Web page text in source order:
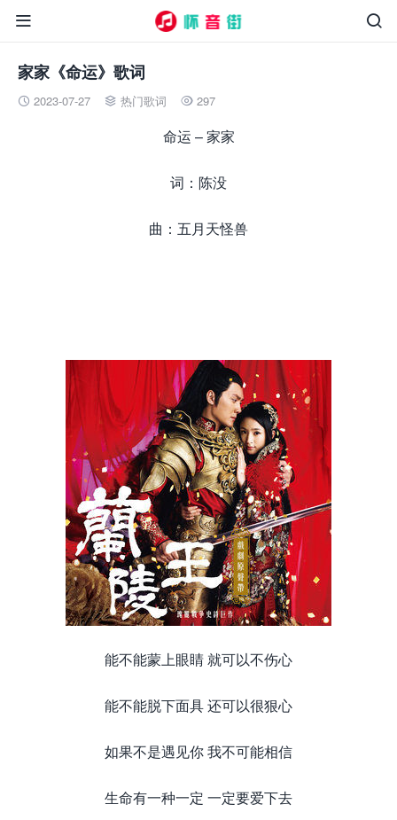


家家《命运》歌词
 2023-07-27  热门歌词  297
命运 – 家家
词：陈没
曲：五月天怪兽
能不能蒙上眼睛 就可以不伤心
能不能脱下面具 还可以很狠心
如果不是遇见你 我不可能相信
生命有一种一定 一定要爱下去